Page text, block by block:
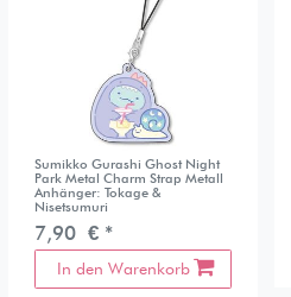
Sumikko Gurashi Ghost Night
Park Metal Charm Strap Metall
Anhänger: Tokage &
Nisetsumuri
7,90 € *
In den Warenkorb